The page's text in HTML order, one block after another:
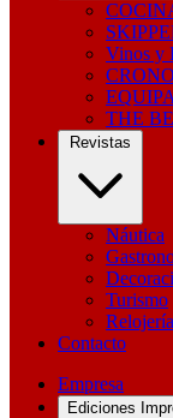
Vinos y
THE
Revistas
Náutica
Turismo
Contacto
Empresa
Ediciones